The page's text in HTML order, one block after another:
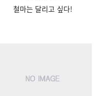
철마는 달리고 싶다!